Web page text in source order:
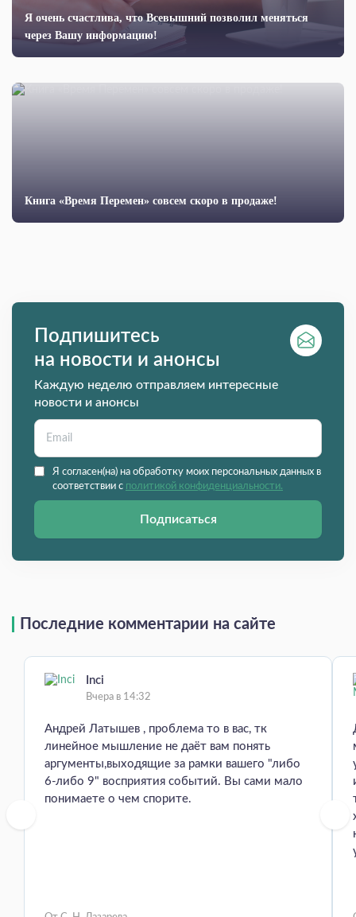
Я очень счастлива, что Всевышний позволил меняться
через Вашу информацию!
Книга «Время Перемен» совсем скоро в продаже!
Подпишитесь
на новости и анонсы
Каждую неделю отправляем интересные
новости и анонсы
Я согласен(на) на обработку моих персональных данных в
соответствии с политикой конфиденциальности.
Подписаться
Последние комментарии на сайте
Inci
Вчера в 14:32
Андрей Латышев , проблема то в вас, тк
линейное мышление не даёт вам понять
аргументы,выходящие за рамки вашего "либо
6-либо 9" восприятия событий. Вы сами мало
понимаете о чем спорите.